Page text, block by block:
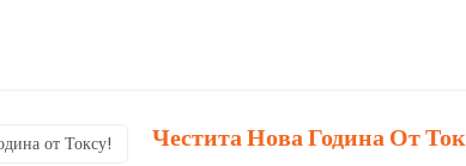
Честита Нова Година От